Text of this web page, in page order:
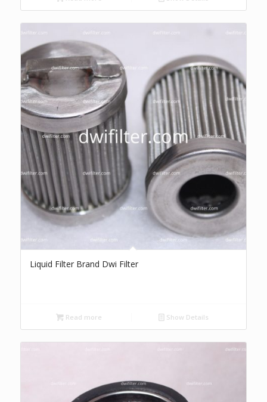
Liquid Filter Brand Dwi Filter
Read more Show Details